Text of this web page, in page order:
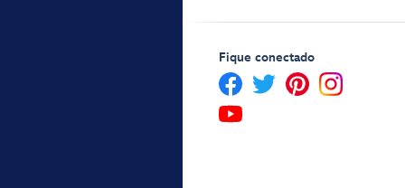
Fique conectado